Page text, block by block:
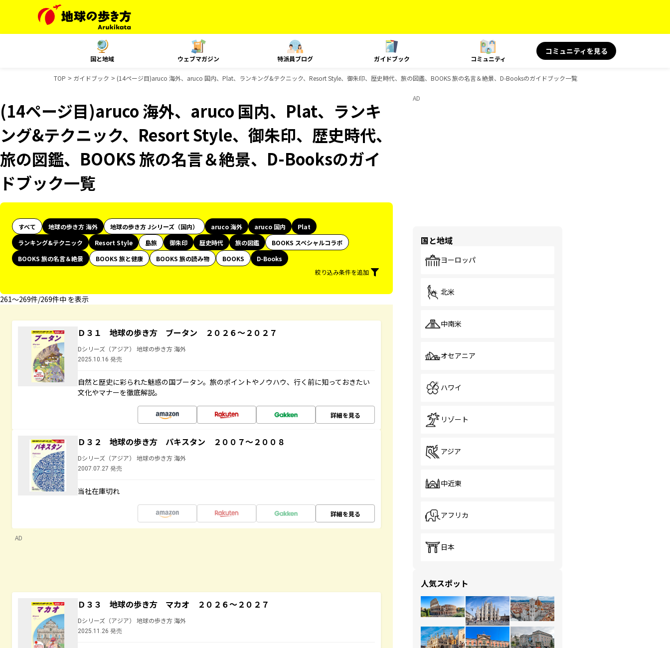
国と地域 ウェブマガジン 特派員ブログ ガイドブック コミュニティ
コミュニティを見る
TOP ガイドブック (14ページ目)aruco 海外、aruco 国内、Plat、ランキング&テクニック、Resort Style、御朱印、歴史時代、旅の図鑑、BOOKS 旅の名言＆絶景、D-Booksのガイドブック一覧
(14ページ目)aruco 海外、aruco 国内、Plat、ランキ
ング&テクニック、Resort Style、御朱印、歴史時代、
旅の図鑑、BOOKS 旅の名言＆絶景、D-Booksのガイ
ドブック一覧
すべて 地球の歩き方 海外 地球の歩き方 Jシリーズ（国内） aruco 海外 aruco 国内
Plat
ランキング&テクニック
Resort Style 島旅 御朱印 歴史時代 旅の図鑑
BOOKS スペシャルコラボ
BOOKS 旅の名言＆絶景
BOOKS 旅と健康 BOOKS 旅の読み物 BOOKS
D-Books
絞り込み条件を追加
261〜269件/269件中 を表示
Ｄ３１ 地球の歩き方 ブータン ２０２６～２０２７
Dシリーズ（アジア） 地球の歩き方 海外
2025.10.16 発売
自然と歴史に彩られた魅惑の国ブータン。旅のポイントやノウハウ、行く前に知っておきたい
文化やマナーを徹底解説。
詳細を見る
Ｄ３２ 地球の歩き方 パキスタン ２００７～２００８
Dシリーズ（アジア） 地球の歩き方 海外
2007.07.27 発売
当社在庫切れ
詳細を見る
AD
Ｄ３３ 地球の歩き方 マカオ ２０２６～２０２７
Dシリーズ（アジア） 地球の歩き方 海外
2025.11.26 発売
AD
国と地域
ヨーロッパ
北米
中南米
オセアニア
ハワイ
リゾート
アジア
中近東
アフリカ
日本
人気スポット